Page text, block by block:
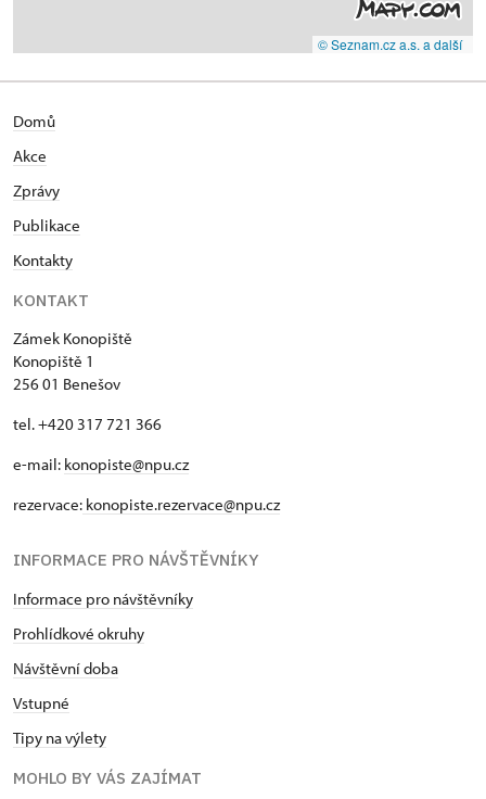
© Seznam.cz a.s. a další
Domů
Akce
Zprávy
Publikace
Kontakty
KONTAKT
Zámek Konopiště
Konopiště 1
256 01 Benešov
tel. +420 317 721 366
e-mail: konopiste@npu.cz
rezervace: konopiste.rezervace@npu.cz
INFORMACE PRO NÁVŠTĚVNÍKY
Informace pro návštěvníky
Prohlídkové okruhy
Návštěvní doba
Vstupné
Tipy na výlety
MOHLO BY VÁS ZAJÍMAT